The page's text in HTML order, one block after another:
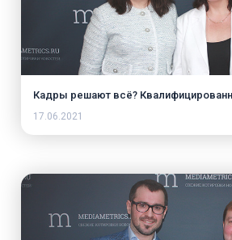
Кадры решают всё?
17.06.2021